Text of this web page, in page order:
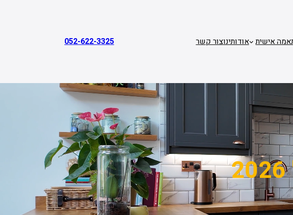
אישית אודותינוצור קשר 052-622-3325